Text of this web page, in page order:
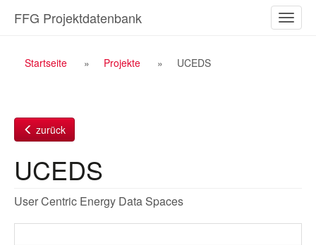
Inhalt
ein-/
FFG Projektdatenbank
Breadcrumb
Startseite Projekte UCEDS
zurück
UCEDS
User Centric Energy Data Spaces